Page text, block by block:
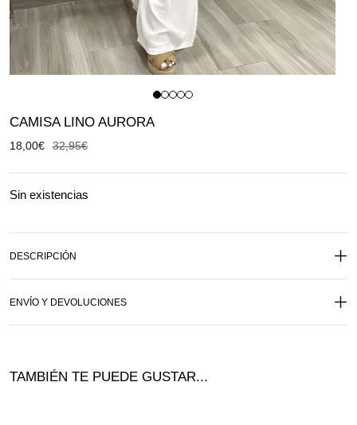
CAMISA LINO AURORA
32,95€
18,00€
Sin existencias
DESCRIPCIÓN
ENVÍO Y DEVOLUCIONES
TAMBIÉN TE PUEDE GUSTAR...